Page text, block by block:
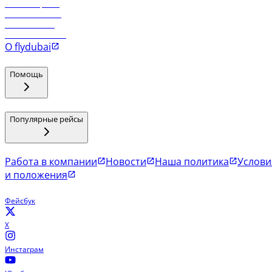
О flydubai
Помощь
Популярные рейсы
Работа в компании Новости Наша политика
и положения
Фейсбук
X
Инстаграм